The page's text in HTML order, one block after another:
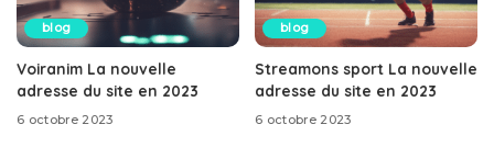
blog
Voiranim La nouvelle
adresse du site en 2023
6 octobre 2023
blog
Streamons sport La nouvelle
adresse du site en 2023
6 octobre 2023